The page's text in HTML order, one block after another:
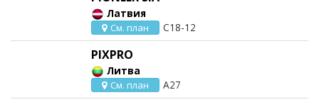
Латвия
См. план C18-12
PIXPRO
Литва
См. план A27